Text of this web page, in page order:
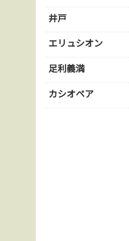
井戸
エリュシオン
足利義満
カシオペア